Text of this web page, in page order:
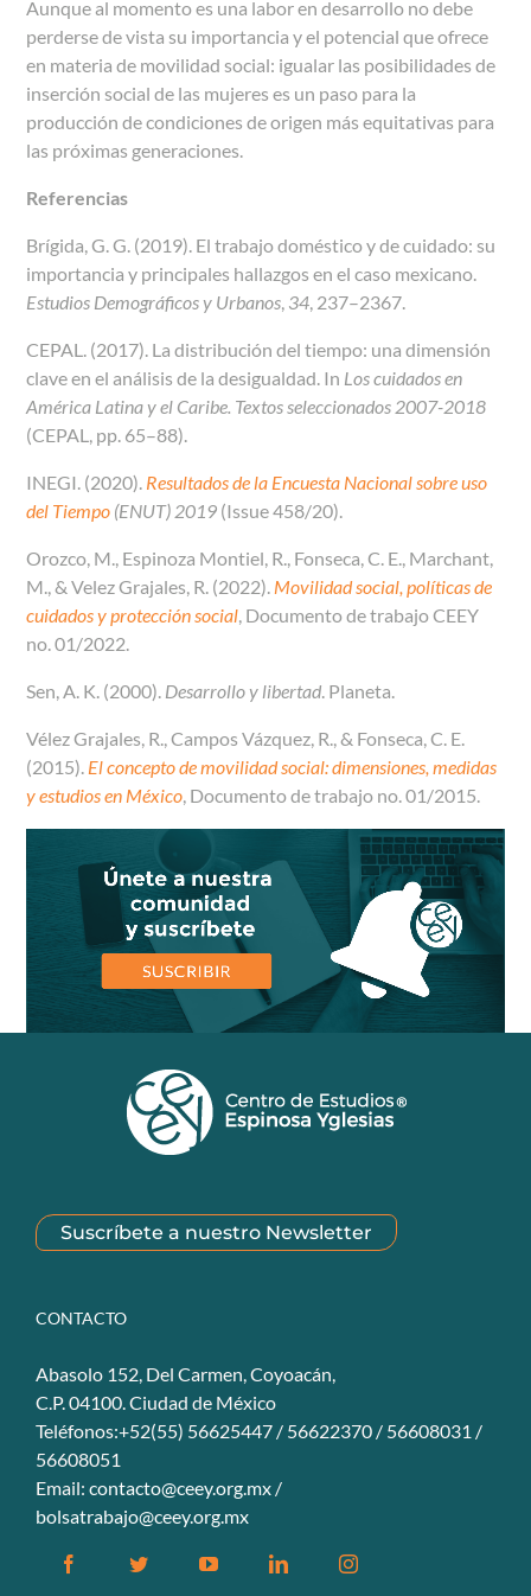
Aunque al momento es una labor en desarrollo no debe
perderse de vista su importancia y el potencial que ofrece
en materia de movilidad social: igualar las posibilidades de
inserción social de las mujeres es un paso para la
producción de condiciones de origen más equitativas para
las próximas generaciones.
Referencias
Brígida, G. G. (2019). El trabajo doméstico y de cuidado: su
importancia y principales hallazgos en el caso mexicano.
Estudios Demográficos y Urbanos 34 , 237–2367.
CEPAL. (2017). La distribución del tiempo: una dimensión
clave en el análisis de la desigualdad. In Los cuidados en
América Latina y el Caribe. Textos seleccionados 2007-2018
(CEPAL, pp. 65–88).
INEGI. (2020). Resultados de la Encuesta Nacional sobre uso
del Tiempo (ENUT) 2019 (Issue 458/20).
Orozco, M., Espinoza Montiel, R., Fonseca, C. E., Marchant,
M., & Velez Grajales, R. (2022). Movilidad social, políticas de
cuidados y protección social , Documento de trabajo CEEY
no. 01/2022.
Sen, A. K. (2000). Desarrollo y libertad . Planeta.
Vélez Grajales, R., Campos Vázquez, R., & Fonseca, C. E.
(2015). El concepto de movilidad social: dimensiones, medidas
y estudios en México , Documento de trabajo no. 01/2015.
Suscríbete a nuestro Newsletter
CONTACTO
Abasolo 152, Del Carmen, Coyoacán,
C.P. 04100. Ciudad de México
Teléfonos:+52(55) 56625447 / 56622370 / 56608031 /
56608051
Email: contacto@ceey.org.mx /
bolsatrabajo@ceey.org.mx